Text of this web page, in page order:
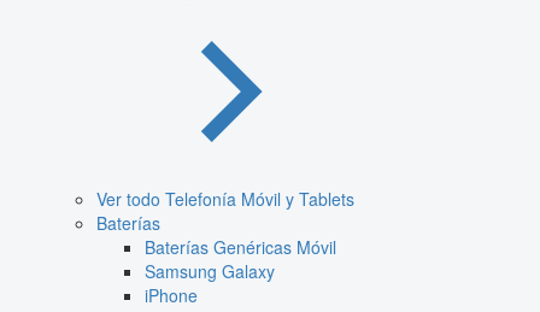
Ver todo Telefonía Móvil y Tablets
Baterías
Baterías Genéricas Móvil
Samsung Galaxy
iPhone